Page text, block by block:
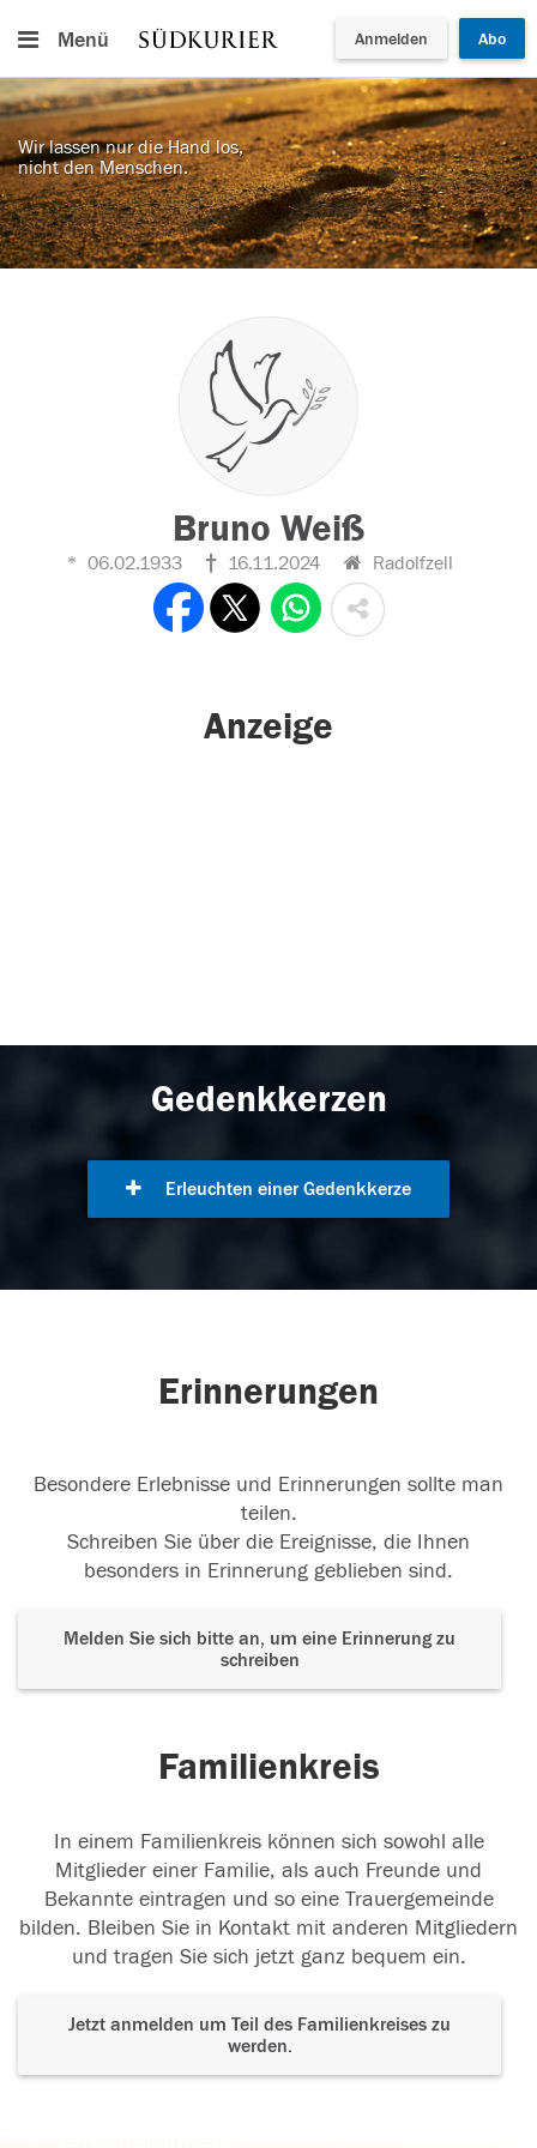
Menü Anmelden Abo
Wir lassen nur die Hand los,
nicht den Menschen.
Bruno Weiß
06.02.1933 16.11.2024 Radolfzell
Anzeige
Gedenkkerzen
Erleuchten einer Gedenkkerze
Erinnerungen
Besondere Erlebnisse und Erinnerungen sollte man
teilen.
Schreiben Sie über die Ereignisse, die Ihnen
besonders in Erinnerung geblieben sind.
Melden Sie sich bitte an, um eine Erinnerung zu
schreiben
Familienkreis
In einem Familienkreis können sich sowohl alle
Mitglieder einer Familie, als auch Freunde und
Bekannte eintragen und so eine Trauergemeinde
bilden. Bleiben Sie in Kontakt mit anderen Mitgliedern
und tragen Sie sich jetzt ganz bequem ein.
Jetzt anmelden um Teil des Familienkreises zu
werden.